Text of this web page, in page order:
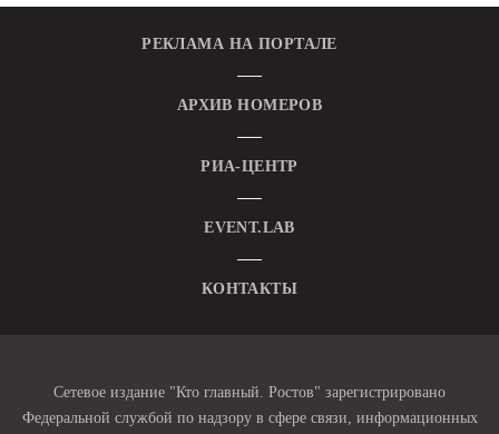
РЕКЛАМА НА ПОРТАЛЕ
АРХИВ НОМЕРОВ
РИА-ЦЕНТР
EVENT.LAB
КОНТАКТЫ
Сетевое издание "Кто главный. Ростов" зарегистрировано
Федеральной службой по надзору в сфере связи, информационных